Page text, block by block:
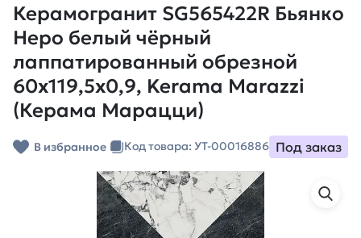
Керамогранит SG565422R Бьянко
Неро белый чёрный
лаппатированный обрезной
60x119,5x0,9, Kerama Marazzi
(Керама Марацци)
В избранное Код товара: УТ-00016886 Под заказ